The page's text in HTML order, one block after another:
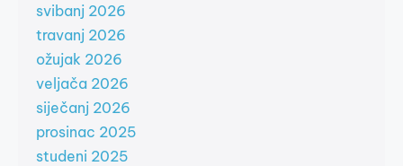
svibanj 2026
travanj 2026
ožujak 2026
veljača 2026
siječanj 2026
prosinac 2025
studeni 2025